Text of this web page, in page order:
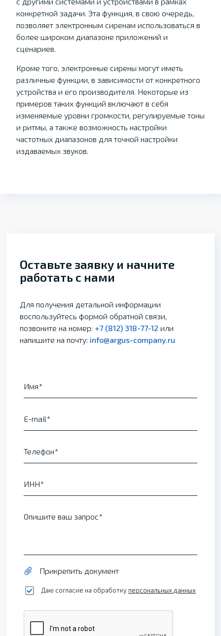
конкретной задачи. Эта функция, в свою очередь,
позволяет электронным сиренам использоваться в
более широком диапазоне приложений и
сценариев.
Кроме того, электронные сирены могут иметь
различные функции, в зависимости от конкретного
устройства и его производителя. Некоторые из
примеров таких функций включают в себя
изменяемые уровни громкости, регулируемые тоны
и ритмы, а также возможность настройки
частотных диапазонов для точной настройки
издаваемых звуков.
Оставьте заявку и начните
работать с нами
Для получения детальной информации
воспользуйтесь формой обратной связи,
позвоните на номер: +7 (812) 318-77-12 или
напишите на почту: info@argus-company.ru
Имя
E-mail
Телефон
ИНН
Опишите ваш запрос
Прикрепить документ
Даю согласие на обработку персональных данных